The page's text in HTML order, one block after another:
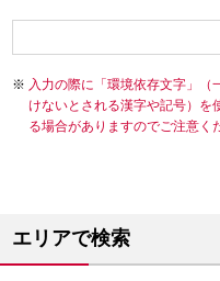
入力の際に「環境依存文字」
けないとされる漢字や記号）を
る場合がありますのでご注意く
エリアで検索